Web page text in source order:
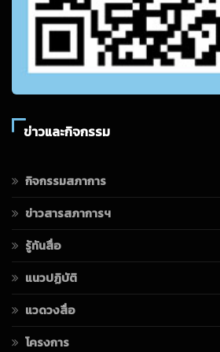
ข่าวและกิจกรรม
กิจกรรมสภาการ
ข่าวสารสภาการฯ
รู้ทันสื่อ
แนวปฏิบัติ
แวดวงสื่อ
โครงการ